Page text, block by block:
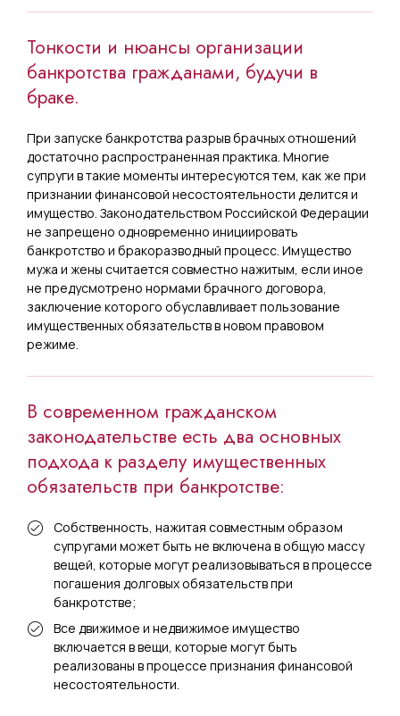
Тонкости и нюансы организации
банкротства гражданами, будучи в
браке.
При запуске банкротства разрыв брачных отношений
достаточно распространенная практика. Многие
супруги в такие моменты интересуются тем, как же при
признании финансовой несостоятельности делится и
имущество. Законодательством Российской Федерации
не запрещено одновременно инициировать
банкротство и бракоразводный процесс. Имущество
мужа и жены считается совместно нажитым, если иное
не предусмотрено нормами брачного договора,
заключение которого обуславливает пользование
имущественных обязательств в новом правовом
режиме.
В современном гражданском
законодательстве есть два основных
подхода к разделу имущественных
обязательств при банкротстве:
Собственность, нажитая совместным образом
супругами может быть не включена в общую массу
вещей, которые могут реализовываться в процессе
погашения долговых обязательств при
банкротстве;
Все движимое и недвижимое имущество
включается в вещи, которые могут быть
реализованы в процессе признания финансовой
несостоятельности.